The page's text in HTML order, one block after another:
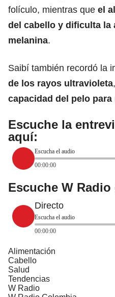
folículo, mientras que el
del cabello y dificulta la
melanina.
Saibí también recordó la
de los rayos ultravioleta
capacidad del pelo
Escuche la
aquí:
Escucha el audio
00:00:00
Escuche W
Directo
Escucha el audio
00:00:00
Alimentación
Cabello
Salud
Tendencias
W Radio